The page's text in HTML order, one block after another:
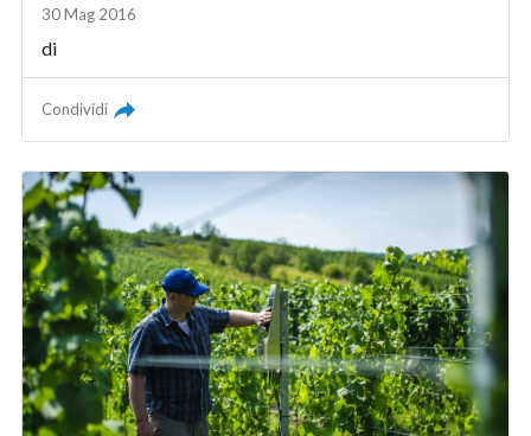
30 Mag 2016
di
Condividi